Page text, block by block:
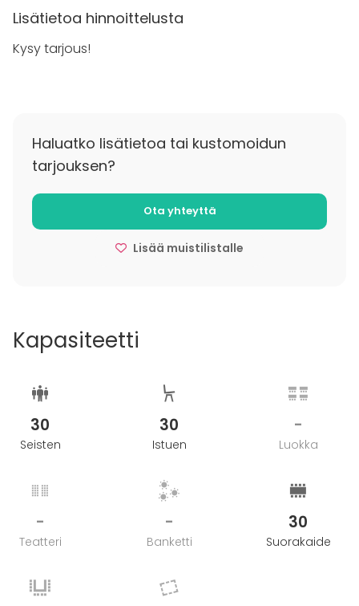
joko yhden tai kahden hengen huoneissa.
Lisätietoa hinnoittelusta
Kysy tarjous!
Haluatko lisätietoa tai kustomoidun
tarjouksen?
Ota yhteyttä
Lisää muistilistalle
Kapasiteetti
30
Seisten
30
Istuen
-
Luokka
-
Teatteri
-
Banketti
30
Suorakaide